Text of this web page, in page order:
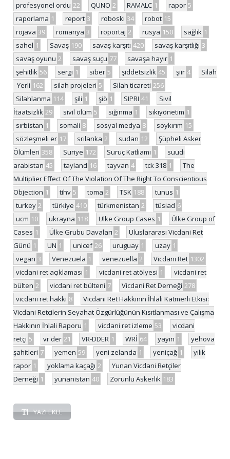
profesyonel ordu 22 QUNO 2 RAMALC 1 rapor 5
raporlama 1 report 3 roboski 34 robot 15
rojava 39 romanya 3 röportaj 2 rusya 150 sağlık 1
sahel 1 Savaş 190 savaş karşıtı 420 savaş karşıtlığı 3
savaş oyunu 2 savaş suçu 77 savaşa hayır 1
şehitlik 56 sergi 1 siber 5 şiddetsizlik 45 şiir 4
Silah
- Yerli 162 silah projeleri 5 Silah ticareti 256
Silahlanma 114 şili 1 şiö 1 SIPRI 41
Sivil
İtaatsizlik 29 sivil ölüm 5 sığınma 1 sıkıyönetim 1
sırbistan 1 somali 8 sosyal medya 8 soykırım 15
sözleşmeli er 17 srilanka 2 sudan 12
Şüpheli Asker
Ölümleri 358 Suriye 172 Suruç Katliamı 1
suudi
arabistan 45 tayland 16 tayvan 4 tck 318 1
The
Multiplier Effect Of The Violation Of The Right To Conscientious
Objection 1 tihv 5 toma 2 TSK 188 tunus 1
turkey 2 türkiye 410 türkmenistan 2 tüsiad 6
ucm 10 ukrayna 118 Ulke Group Cases 1
Ülke Group of
Cases 1 Ülke Grubu Davaları 2
Uluslararası Vicdani Ret
Günü 1 UN 1 unicef 26 uruguay 1 uzay 1
vegan 3 Venezuela 1 venezuella 2 Vicdani Ret 1302
vicdani ret açıklaması 1 vicdani ret atölyesi 1
vicdani ret
bülten 2 vicdani ret bülteni 7 Vicdani Ret Derneği 278
vicdani ret hakkı 8
Vicdani Ret Hakkının İhlali Katmerli Etkisi:
Vicdani Retçilerin Seyahat Özgürlüğünün Kısıtlanması ve Çalışma
Hakkının İhlali Raporu 1 vicdani ret izleme 53
vicdani
retçi 5 vr der 21 VR-DDER 1 WRİ 64 yayın 1
yehova
şahitleri 7 yemen 59 yeni zelanda 1 yeniçağ 1
yılık
rapor 1 yoklama kaçağı 2
Yunan Vicdani Retçiler
Derneği 1 yunanistan 40 Zorunlu Askerlik 183
YAZI EKLE